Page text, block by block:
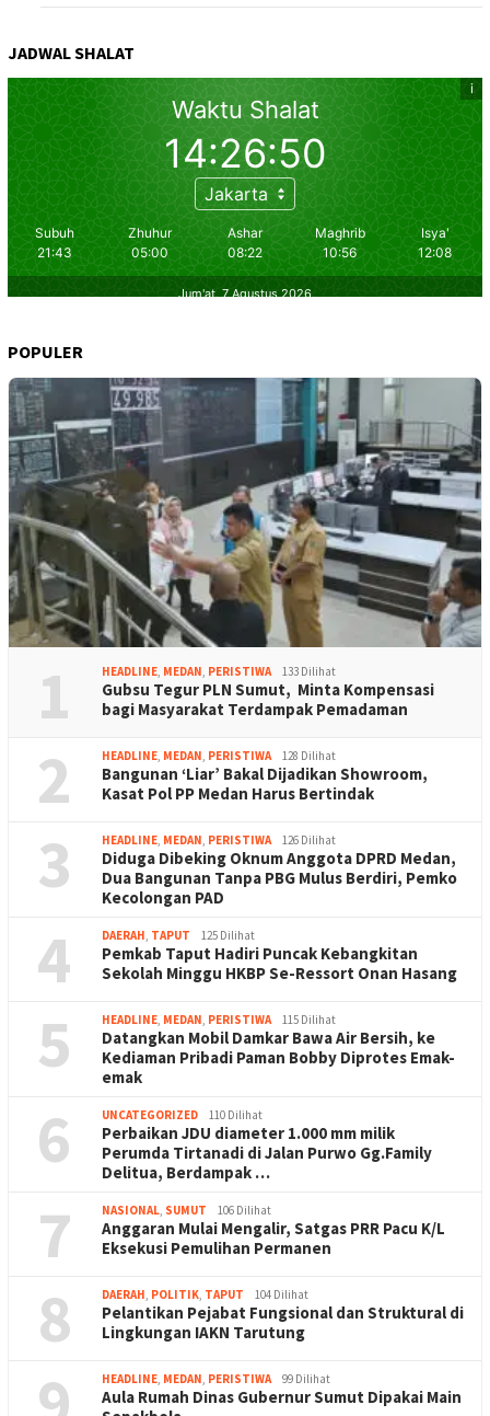
JADWAL SHALAT
POPULER
1 HEADLINE, MEDAN, PERISTIWA 133 Dilihat
Gubsu Tegur PLN Sumut, Minta Kompensasi
bagi Masyarakat Terdampak Pemadaman
2 HEADLINE, MEDAN, PERISTIWA 128 Dilihat
Bangunan ‘Liar’ Bakal Dijadikan Showroom,
Kasat Pol PP Medan Harus Bertindak
3 HEADLINE, MEDAN, PERISTIWA 126 Dilihat
Diduga Dibeking Oknum Anggota DPRD Medan,
Dua Bangunan Tanpa PBG Mulus Berdiri, Pemko
Kecolongan PAD
4 DAERAH, TAPUT 125 Dilihat
Pemkab Taput Hadiri Puncak Kebangkitan
Sekolah Minggu HKBP Se-Ressort Onan Hasang
5 HEADLINE, MEDAN, PERISTIWA 115 Dilihat
Datangkan Mobil Damkar Bawa Air Bersih, ke
Kediaman Pribadi Paman Bobby Diprotes Emak-
emak
6 UNCATEGORIZED 110 Dilihat
Perbaikan JDU diameter 1.000 mm milik
Perumda Tirtanadi di Jalan Purwo Gg.Family
Delitua, Berdampak …
7 NASIONAL, SUMUT 106 Dilihat
Anggaran Mulai Mengalir, Satgas PRR Pacu K/L
Eksekusi Pemulihan Permanen
8 DAERAH, POLITIK, TAPUT 104 Dilihat
Pelantikan Pejabat Fungsional dan Struktural di
Lingkungan IAKN Tarutung
HEADLINE, MEDAN, PERISTIWA 99 Dilihat
Aula Rumah Dinas Gubernur Sumut Dipakai Main